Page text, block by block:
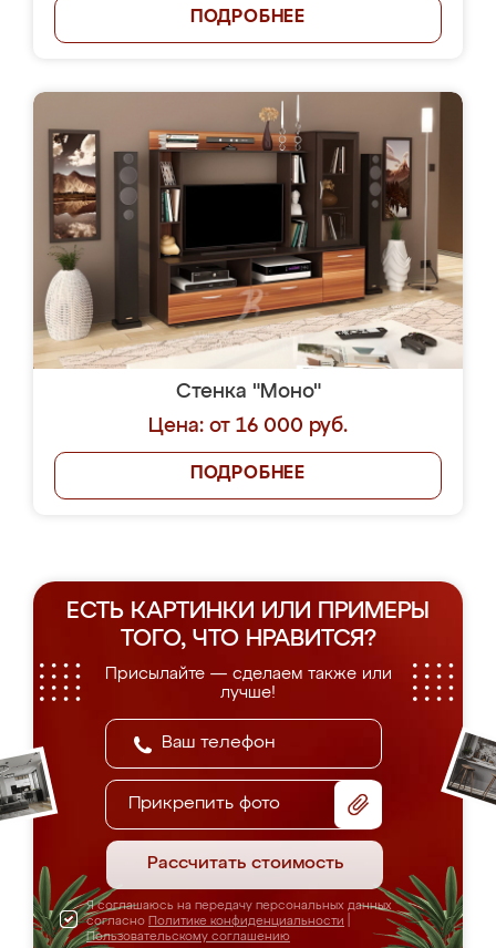
ПОДРОБНЕЕ
Стенка "Моно"
Цена: от 16 000 руб.
ПОДРОБНЕЕ
ЕСТЬ КАРТИНКИ ИЛИ ПРИМЕРЫ
ТОГО, ЧТО НРАВИТСЯ?
Присылайте — сделаем также или
лучше!
Прикрепить фото
Рассчитать стоимость
Я соглашаюсь на передачу персональных данных
согласно Политике конфиденциальности
Пользовательскому соглашению